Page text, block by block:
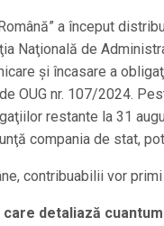
a început
Naţională de
şi încasare a
OUG nr. 107/2024.
restante la 31
compania de stat,
contribuabilii vor
detaliază